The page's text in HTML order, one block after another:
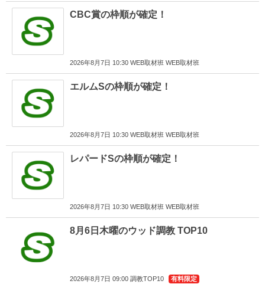
CBC賞の枠順が確定！
2026年8月7日 10:30 WEB取材班 WEB取材班
エルムSの枠順が確定！
2026年8月7日 10:30 WEB取材班 WEB取材班
レパードSの枠順が確定！
2026年8月7日 10:30 WEB取材班 WEB取材班
8月6日木曜のウッド調教 TOP10
2026年8月7日 09:00 調教TOP10 有料限定